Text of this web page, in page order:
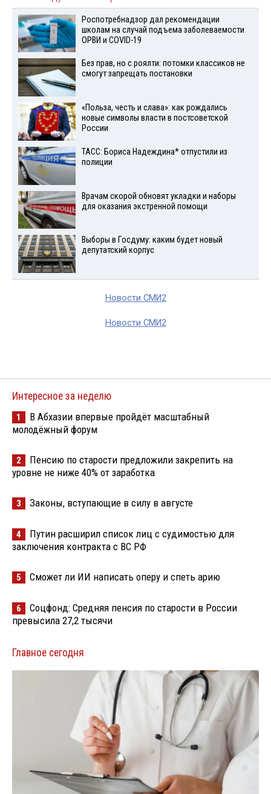
Роспотребнадзор дал рекомендации
школам на случай подъема заболеваемости
ОРВИ и COVID-19
Без прав, но с роялти: потомки классиков не
смогут запрещать постановки
«Польза, честь и слава»: как рождались
новые символы власти в постсоветской
России
ТАСС: Бориса Надеждина* отпустили из
полиции
Врачам скорой обновят укладки и наборы
для оказания экстренной помощи
Выборы в Госдуму: каким будет новый
депутатский корпус
Новости СМИ2
Новости СМИ2
Интересное за неделю
1
В Абхазии впервые пройдёт масштабный
молодёжный форум
2
Пенсию по старости предложили закрепить на
уровне не ниже 40% от заработка
3 Законы, вступающие в силу в августе
4
Путин расширил список лиц с судимостью для
заключения контракта с ВС РФ
5 Сможет ли ИИ написать оперу и спеть арию
6
Соцфонд: Средняя пенсия по старости в России
превысила 27,2 тысячи
Главное сегодня